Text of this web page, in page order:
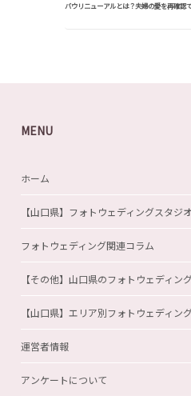
バウリニューアルとは？夫婦の愛を再確認
MENU
ホーム
【山口県】フォトウェディングスタジ
フォトウェディング関連コラム
【その他】山口県のフォトウェディン
【山口県】エリア別フォトウェディン
運営者情報
アンケートについて